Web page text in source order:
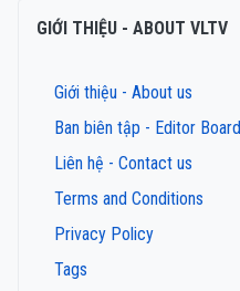
GIỚI THIỆU - ABOUT VLTV
Giới thiệu - About us
Ban biên tập - Editor Board
Liên hệ - Contact us
Terms and Conditions
Privacy Policy
Tags